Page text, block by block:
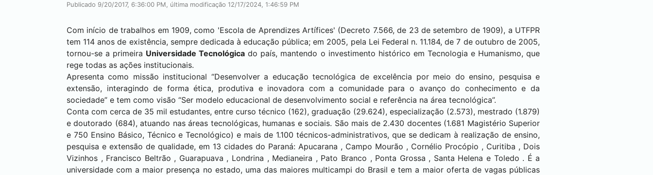
Publicado 9/20/2017, 6:36:00 PM, última modificação 12/17/2024, 1:46:59 PM
Com início de trabalhos em 1909, como 'Escola de Aprendizes Artífices' (Decreto 7.566, de 23 de setembro de 1909), a UTFPR
tem 114 anos de existência, sempre dedicada à educação pública; em 2005, pela Lei Federal n. 11.184, de 7 de outubro de 2005,
tornou-se a primeira Universidade Tecnológica do país, mantendo o investimento histórico em Tecnologia e Humanismo, que
rege todas as ações institucionais.
Apresenta como missão institucional “Desenvolver a educação tecnológica de excelência por meio do ensino, pesquisa e
extensão, interagindo de forma ética, produtiva e inovadora com a comunidade para o avanço do conhecimento e da
sociedade” e tem como visão “Ser modelo educacional de desenvolvimento social e referência na área tecnológica”.
Conta com cerca de 35 mil estudantes, entre curso técnico (162), graduação (29.624), especialização (2.573), mestrado (1.879)
e doutorado (684), atuando nas áreas tecnológicas, humanas e sociais. São mais de 2.430 docentes (1.681 Magistério Superior
e 750 Ensino Básico, Técnico e Tecnológico) e mais de 1.100 técnicos-administrativos, que se dedicam à realização de ensino,
pesquisa e extensão de qualidade, em 13 cidades do Paraná: Apucarana , Campo Mourão , Cornélio Procópio , Curitiba , Dois
Vizinhos , Francisco Beltrão , Guarapuava , Londrina , Medianeira , Pato Branco , Ponta Grossa , Santa Helena e Toledo . É a
universidade com a maior presença no estado, uma das maiores multicampi do Brasil e tem a maior oferta de vagas públicas